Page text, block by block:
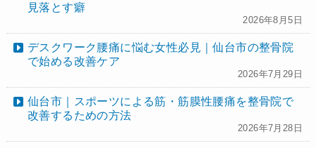
見落とす癖
2026年8月5日
デスクワーク腰痛に悩む女性必見｜仙台市の整骨院
で始める改善ケア
2026年7月29日
仙台市｜スポーツによる筋・筋膜性腰痛を整骨院で
改善するための方法
2026年7月28日